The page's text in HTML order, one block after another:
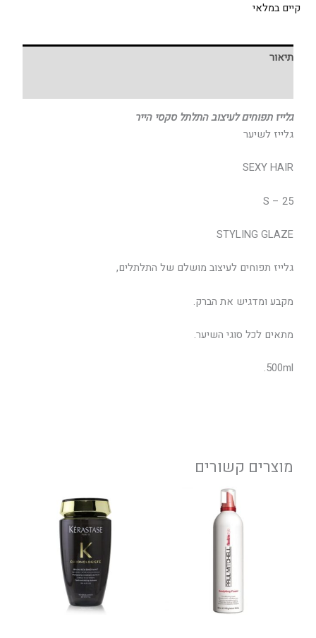
קיים במלאי
תיאור
גלייז תפוחים לעיצוב התלתל סקסי הייר
גלייז לשיער
SEXY HAIR
S – 25
STYLING GLAZE
גלייז תפוחים לעיצוב מושלם של התלתלים,
מקבע ומדגיש את הברק.
מתאים לכל סוגי השיער.
500ml.
מוצרים קשורים